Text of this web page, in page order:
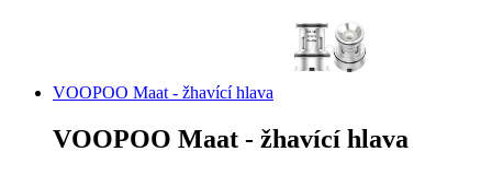
VOOPOO Maat - žhavící hlava
VOOPOO Maat - žhavící hlava